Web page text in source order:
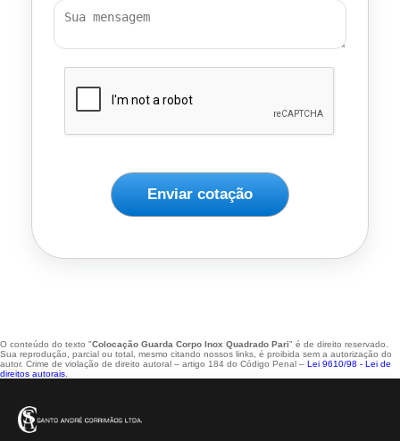
Enviar cotação
O conteúdo do texto "Colocação Guarda Corpo Inox Quadrado Pari" é de direito reservado.
Sua reprodução, parcial ou total, mesmo citando nossos links, é proibida sem a autorização do
autor. Crime de violação de direito autoral – artigo 184 do Código Penal – Lei 9610/98 - Lei de
direitos autorais